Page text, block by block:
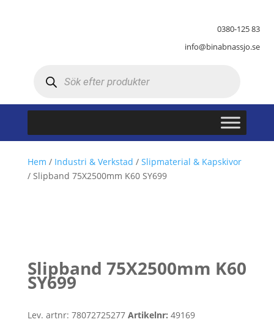
0380-125 83
info@binabnassjo.se
Hem / Industri & Verkstad / Slipmaterial & Kapskivor
/ Slipband 75X2500mm K60 SY699
Slipband 75X2500mm K60
SY699
Lev. artnr: 78072725277 Artikelnr: 49169